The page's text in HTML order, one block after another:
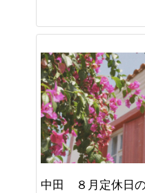
中田 ８月定休日